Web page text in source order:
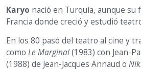
Karyo nació en Turquía, aunque su
Francia donde creció y estudió
En los 80 pasó del teatro al cine y
como Le Marginal(1983) con Jean-
(1988) de Jean-Jacques Annaud o